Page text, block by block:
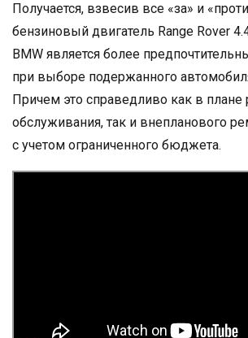
Получается, взвесив все «за» и
бензиновый двигатель Range Rover
BMW является более
при выборе подержанного
Причем это справедливо как в плане
обслуживания, так и внепланового
с учетом ограниченного бюджета.